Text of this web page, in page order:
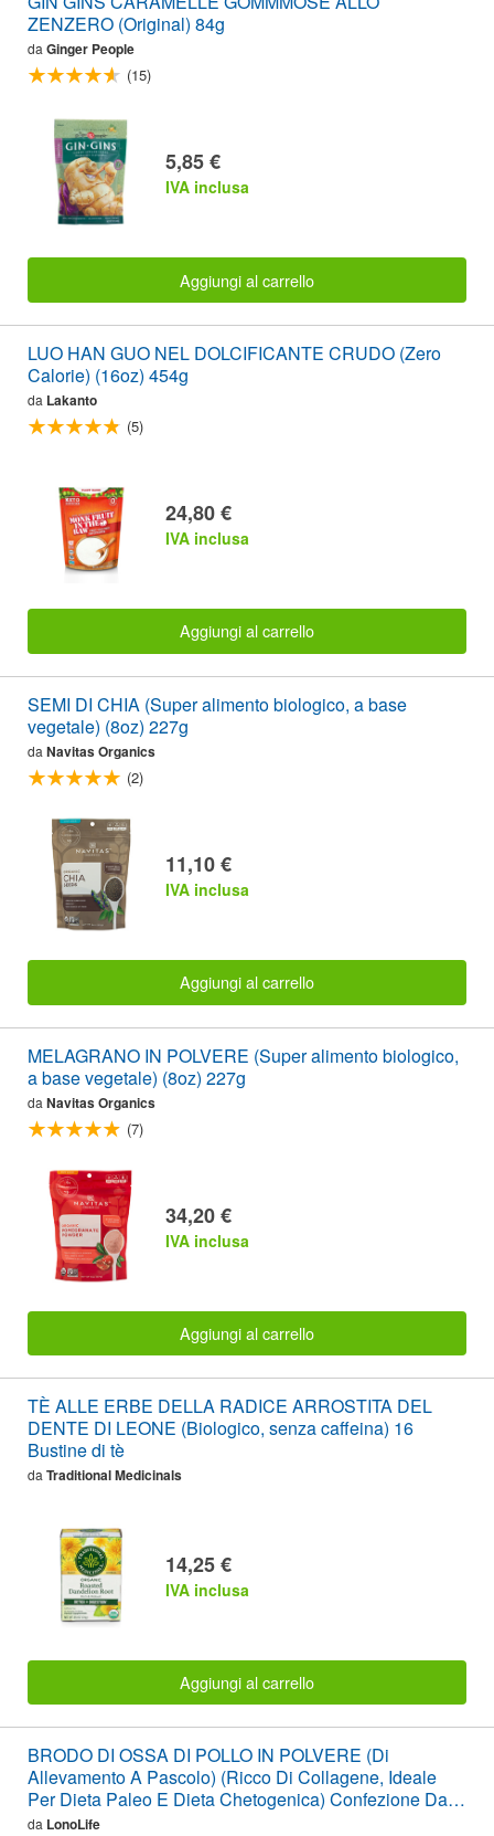
ZENZERO (Original) 84g
da Ginger People
(15)
5,85 €
IVA inclusa
Aggiungi al carrello
LUO HAN GUO NEL DOLCIFICANTE CRUDO (Zero
Calorie) (16oz) 454g
da Lakanto
(5)
24,80 €
IVA inclusa
Aggiungi al carrello
SEMI DI CHIA (Super alimento biologico, a base
vegetale) (8oz) 227g
da Navitas Organics
(2)
11,10 €
IVA inclusa
Aggiungi al carrello
MELAGRANO IN POLVERE (Super alimento biologico,
a base vegetale) (8oz) 227g
da Navitas Organics
(7)
34,20 €
IVA inclusa
Aggiungi al carrello
TÈ ALLE ERBE DELLA RADICE ARROSTITA DEL
DENTE DI LEONE (Biologico, senza caffeina) 16
Bustine di tè
da Traditional Medicinals
14,25 €
IVA inclusa
Aggiungi al carrello
BRODO DI OSSA DI POLLO IN POLVERE (Di
Allevamento A Pascolo) (Ricco Di Collagene, Ideale
Per Dieta Paleo E Dieta Chetogenica) Confezione Da 4
Bastoncini
da LonoLife